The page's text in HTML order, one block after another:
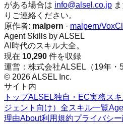
がある場合は info@alsel.co.jp
りご連絡ください。
原作者: malpern · malpern/
Agent Skills by ALSEL
AI時代のスキル大全。
現在 10,290 件を収録
運営：株式会社ALSEL（19年・
© 2026 ALSEL Inc.
サイト内
トップALSEL独自・EC実務ス
ジェント向け） 全スキル一覧
理由About利用規約プライバシー